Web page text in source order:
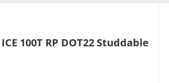
ICE 100T RP DOT22 Studdable